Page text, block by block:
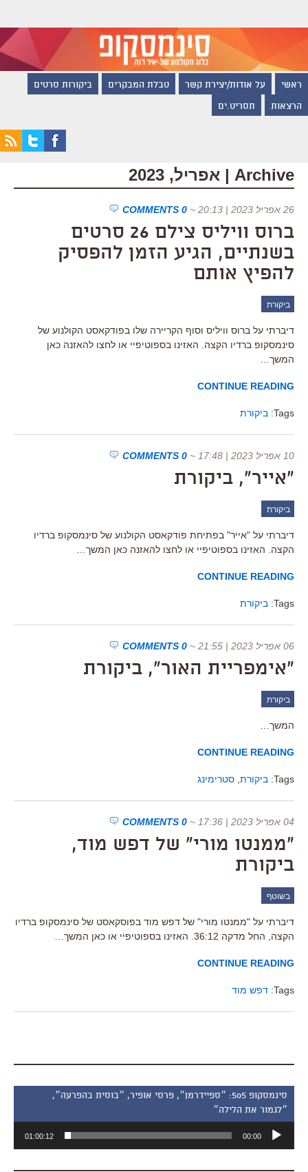
ראשי על אודות/יצירת קשר טבלת המבקרים ביקורות סרטים
הרצאות תסריט.ים
Archive | אפריל, 2023
26 אפריל 2023 | 20:13 ~
0 COMMENTS
ברוס וויליס צילם 26 סרטים
בשנתיים, הגיע הזמן להפסיק
להפיץ אותם
ביקורת
דיברתי על ברוס וויליס וסוף הקריירה שלו בפודקאסט הקולנוע של
סינמסקופ ברדיו הקצה. האזינו בספוטיפיי או לחצו להאזנה כאן
המשך…
CONTINUE READING
Tags: ביקורת
10 אפריל 2023 | 17:48 ~
0 COMMENTS
"אייר", ביקורת
ביקורת
דיברתי על "אייר" בפתיחת פודקאסט הקולנוע של סינמסקופ ברדיו
הקצה. האזינו בספוטיפיי או לחצו להאזנה כאן המשך…
CONTINUE READING
Tags: ביקורת
06 אפריל 2023 | 21:55 ~
0 COMMENTS
"אימפריית האור", ביקורת
ביקורת
המשך…
CONTINUE READING
Tags: ביקורת סטרימינג
04 אפריל 2023 | 17:36 ~
0 COMMENTS
"ממנטו מורי" של דפש מוד,
ביקורת
בשוטף
דיברתי על "ממנטו מורי" של דפש מוד בפוסקאסט של סינמסקופ ברדיו
הקצה, החל מדקה 36:12. האזינו בספוטיפיי או כאן המשך…
CONTINUE READING
Tags: דפש מוד
סינמסקופ 505: ״ספיידרמן״, פרסי אופיר, ״בוסית בהפרעה״,
״לגמור את הלילה״
אודיו
00:00
01:00:12